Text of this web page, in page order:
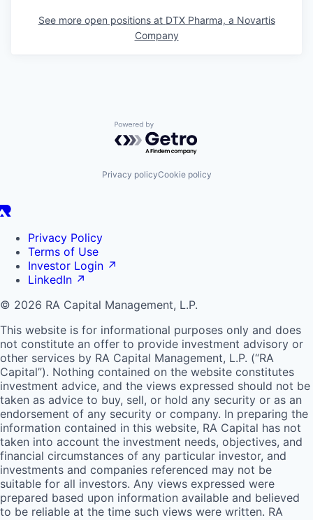
See more open positions at DTX Pharma, a Novartis
Company
Powered by Getro.com
Privacy policyCookie policy
Privacy Policy
Terms of Use
Investor Login ↗
LinkedIn ↗
© 2026 RA Capital Management, L.P.
This website is for informational purposes only and does
not constitute an offer to provide investment advisory or
other services by RA Capital Management, L.P. (“RA
Capital”). Nothing contained on the website constitutes
investment advice, and the views expressed should not be
taken as advice to buy, sell, or hold any security or as an
endorsement of any security or company. In preparing the
information contained in this website, RA Capital has not
taken into account the investment needs, objectives, and
financial circumstances of any particular investor, and
investments and companies referenced may not be
suitable for all investors. Any views expressed were
prepared based upon information available and believed
to be reliable at the time such views were written. RA